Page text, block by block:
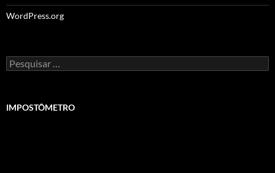
WordPress.org
Pesquisar
por:
IMPOSTÔMETRO